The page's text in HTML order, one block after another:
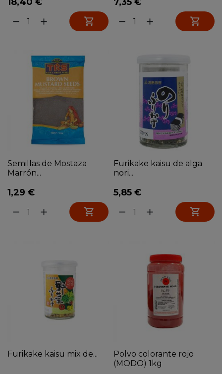
remove add  remove add 
Semillas de Mostaza
Marrón...
1,29 €
remove add 
Furikake kaisu de alga
nori...
5,85 €
remove add 
Furikake kaisu mix de...
Polvo colorante rojo
(MODO) 1kg